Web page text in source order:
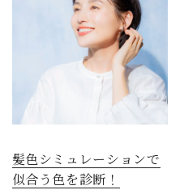
髪色シミュレーションで
似合う色を診断！